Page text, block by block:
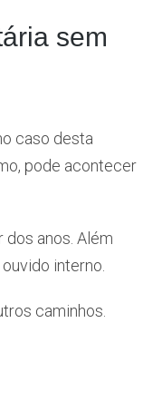
sem
caso desta
pode acontecer
anos. Além
interno.
caminhos.